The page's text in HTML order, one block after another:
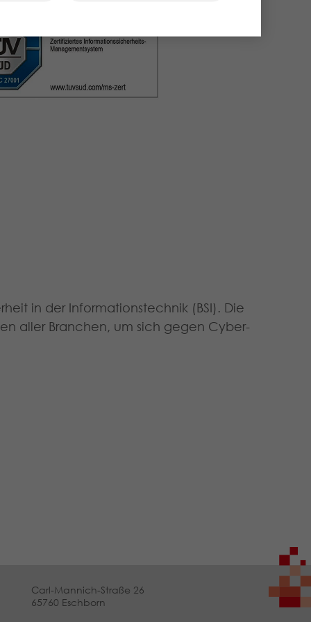
in der Informationstechnik (BSI). Die
aller Branchen, um sich gegen Cyber-
Carl-Mannich-Straße 26
65760 Eschborn